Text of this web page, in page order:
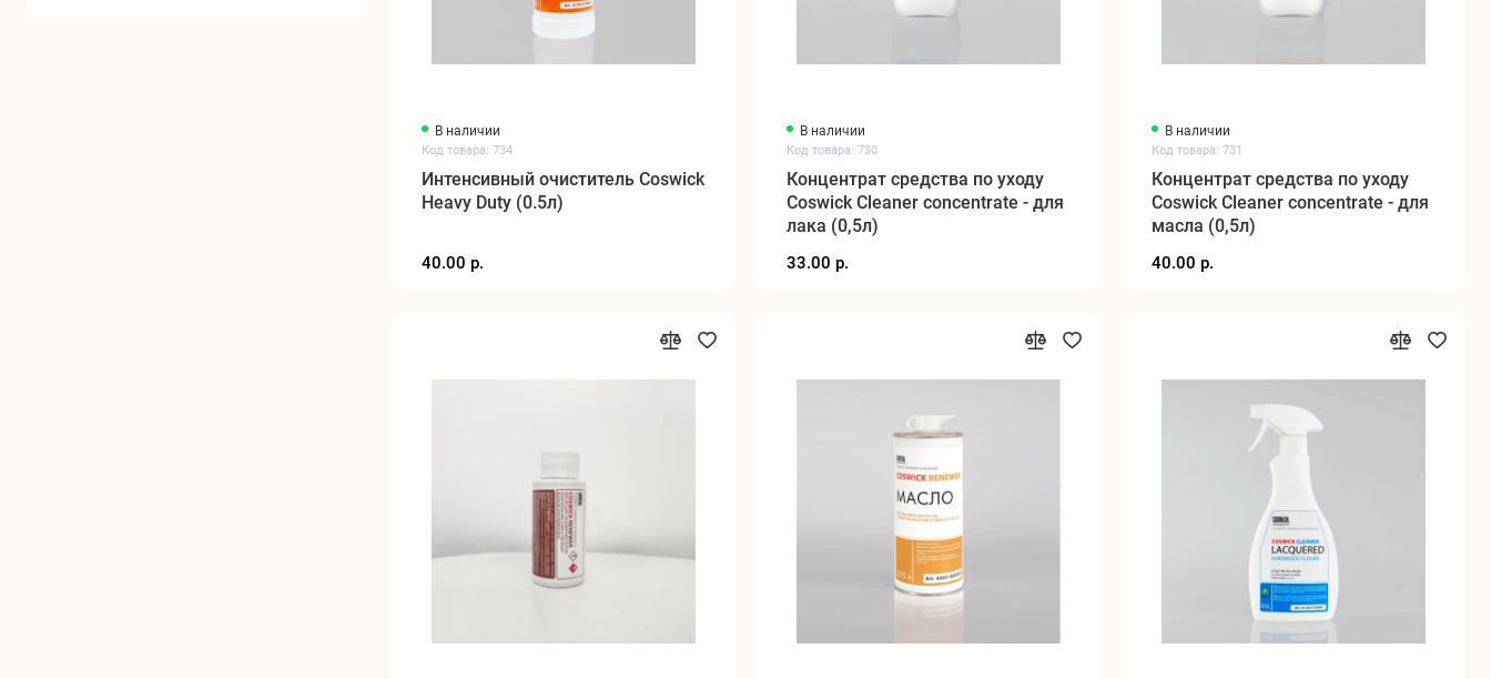
В наличии
Код товара: 734
Интенсивный очиститель Coswick
Heavy Duty (0.5л)
40.00 р.
В наличии
Код товара: 730
Концентрат средства по уходу
Coswick Cleaner concentrate - для
лака (0,5л)
33.00 р.
В наличии
Код товара: 731
Концентрат средства по уходу
Coswick Cleaner concentrate - для
масла (0,5л)
40.00 р.